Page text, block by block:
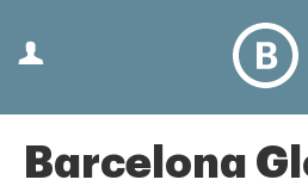
Barcelona